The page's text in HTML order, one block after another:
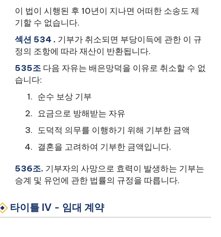
이 법이 시행된 후 10년이 지나면 어떠한 소송도 제
기할 수 없습니다.
섹션 534 . 기부가 취소되면 부당이득에 관한 이 규
정의 조항에 따라 재산이 반환됩니다.
535조 다음 자유는 배은망덕을 이유로 취소할 수 없
습니다:
순수 보상 기부
요금으로 방해받는 자유
도덕적 의무를 이행하기 위해 기부한 금액
결혼을 고려하여 기부한 금액입니다.
536조. 기부자의 사망으로 효력이 발생하는 기부는
승계 및 유언에 관한 법률의 규정을 따릅니다.
타이틀 IV - 임대 계약